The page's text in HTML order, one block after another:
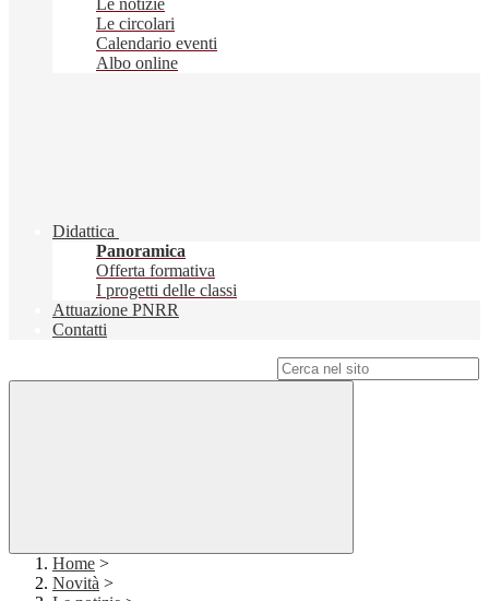
Le notizie
Le circolari
Calendario eventi
Albo online
Didattica
Panoramica
Offerta formativa
I progetti delle classi
Attuazione PNRR
Contatti
Home >
Novità >